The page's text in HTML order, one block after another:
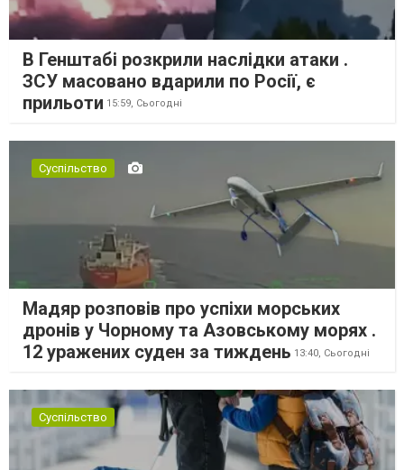
В Генштабі розкрили наслідки атаки .
ЗСУ масовано вдарили по Росії, є
прильоти 15:59, Сьогодні
Суспільство
Мадяр розповів про успіхи морських
дронів у Чорному та Азовському морях .
12 уражених суден за тиждень 13:40, Сьогодні
Суспільство